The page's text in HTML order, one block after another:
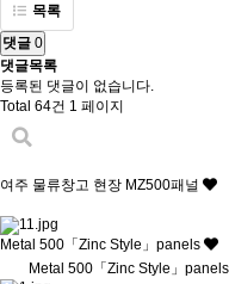
목록
댓글 0
댓글목록
등록된 댓글이 없습니다.
Total 64건 1 페이지
여주 물류창고 현장 MZ500패널
Metal 500「Zinc Style」panels
Metal 500「Zinc Style」